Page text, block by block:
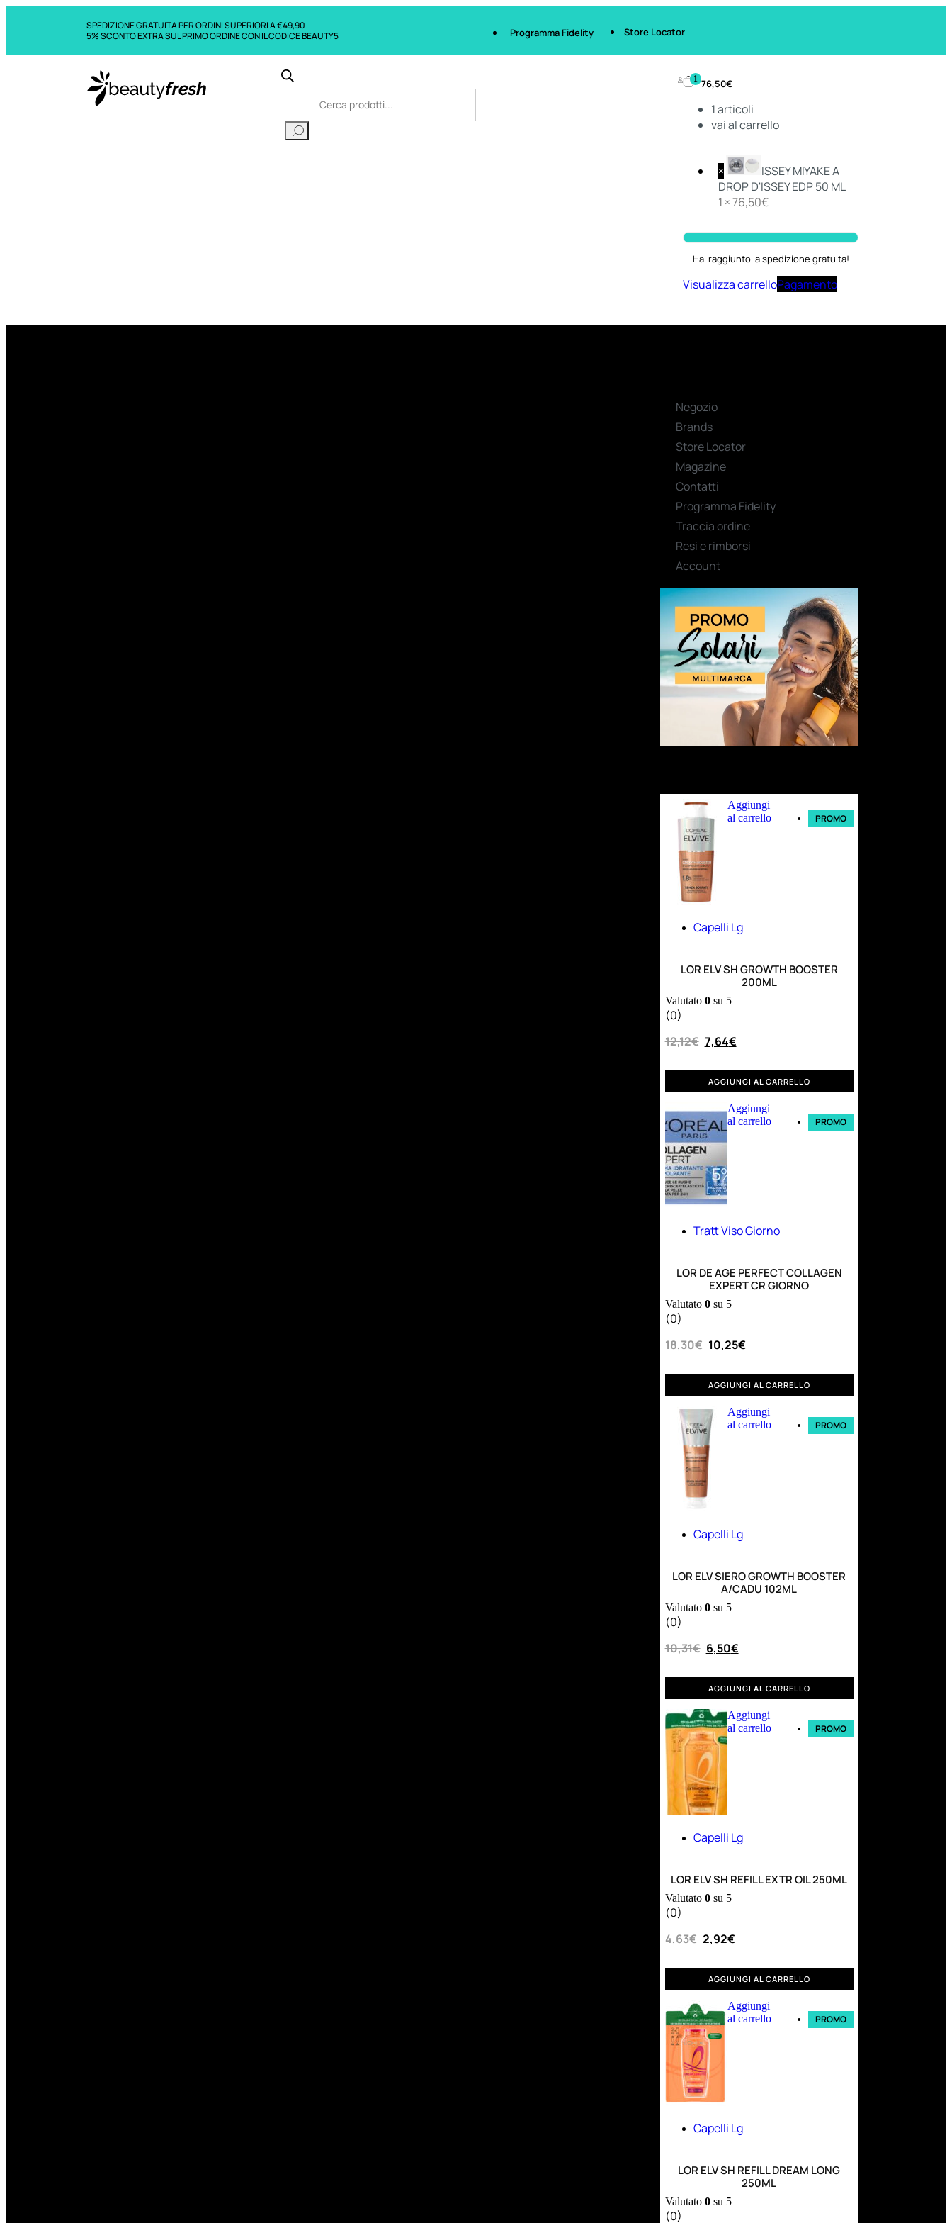
SPEDIZIONE GRATUITA PER ORDINI SUPERIORI A €49,90
5% SCONTO EXTRA SUL PRIMO ORDINE CON IL CODICE BEAUTY5
Programma Fidelity Store Locator
1 76,50€
1articoli
vai al carrello
×
ISSEY MIYAKE A
DROP D'ISSEY EDP 50 ML
1 ×76,50€
Hai raggiunto la spedizione gratuita!
Visualizza carrelloPagamento
Negozio
Brands
Store Locator
Magazine
Contatti
Programma Fidelity
Traccia ordine
Resi e rimborsi
Account
Aggiungi
al carrello
PROMO
Capelli Lg
LOR ELV SH GROWTH BOOSTER
200ML
Valutato 0su 5
(0)
12,12€ 7,64€
AGGIUNGI AL CARRELLO
Aggiungi
al carrello
PROMO
Tratt Viso Giorno
LOR DE AGE PERFECT COLLAGEN
EXPERT CR GIORNO
Valutato 0su 5
(0)
18,30€ 10,25€
AGGIUNGI AL CARRELLO
Aggiungi
al carrello
PROMO
Capelli Lg
LOR ELV SIERO GROWTH BOOSTER
A/CADU 102ML
Valutato 0su 5
(0)
10,31€ 6,50€
AGGIUNGI AL CARRELLO
Aggiungi
al carrello
PROMO
Capelli Lg
LOR ELV SH REFILL EXTR OIL 250ML
Valutato 0su 5
(0)
4,63€ 2,92€
AGGIUNGI AL CARRELLO
Aggiungi
al carrello
PROMO
Capelli Lg
LOR ELV SH REFILL DREAM LONG
250ML
Valutato 0su 5
(0)